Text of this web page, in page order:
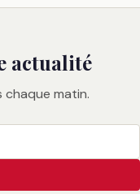
actualité
chaque matin.